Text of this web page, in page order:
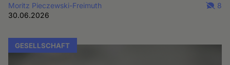
Moritz Pieczewski-Freimuth
30.06.2026
8
GESELLSCHAFT